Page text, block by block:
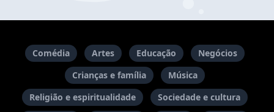
Comédia Artes Educação
Negócios
Crianças e família
Música
Religião e espiritualidade
Sociedade e cultura